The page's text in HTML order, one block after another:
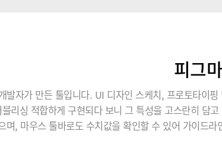
피그
발자가 만든 툴입니다. UI 디자인 스케치, 프로토타이
리싱 적합하게 구현되다 보니 그 특성을 고스란히 담
며, 마우스 툴바로도 수치값을 확인할 수 있어 가이드